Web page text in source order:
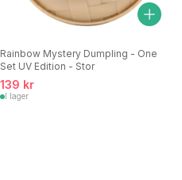
Rainbow Mystery Dumpling - One
Set UV Edition - Stor
139 kr
I lager